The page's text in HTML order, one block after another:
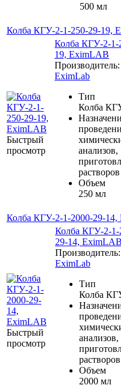
500 мл
Колба КГУ-2-1-250-29-19,
Быстрый
просмотр
Колба КГУ-2-1-
19, EximLAB
Производитель:
EximLab
Тип
Колба
анализов,
растворов
Объем
250 мл
Колба КГУ-2-1-2000-29-
Быстрый
просмотр
Колба КГУ-2-1-
29-14, EximLAB
Производитель:
EximLab
Тип
Колба
анализов,
растворов
Объем
2000 мл